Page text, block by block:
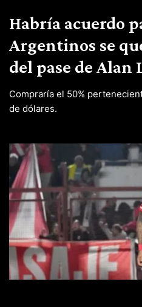
Habría acuerdo
Argentinos se
del pase de Alan
Compraría el 50%
de dólares.